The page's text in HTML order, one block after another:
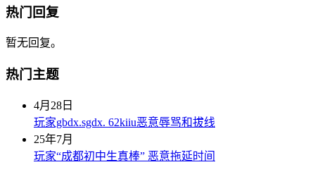
热门回复
暂无回复。
热门主题
4月28日
玩家gbdx.sgdx. 62kiiu恶意辱骂和拔线
25年7月
玩家“成都初中生真棒” 恶意拖延时间